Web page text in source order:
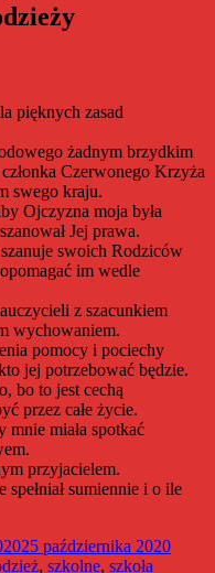
pięknych zasad
żadnym brzydkim
Czerwonego Krzyża
swego kraju.
Ojczyzna moja była
Jej prawa.
swoich Rodziców
im wedle
z szacunkiem
wychowaniem.
pomocy i pociechy
jej potrzebować będzie.
bo to jest cechą
przez całe życie.
miała spotkać
przyjacielem.
sumiennie i o ile
25 października 2020
, szkolne, szkoła